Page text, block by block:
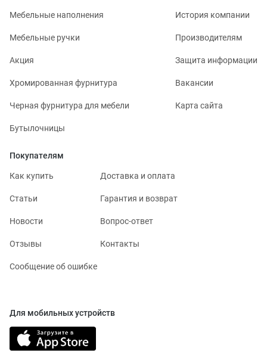
Мебельные наполнения
Мебельные ручки
Акция
Хромированная фурнитура
Черная фурнитура для мебели
Бутылочницы
История компании
Производителям
Защита информации
Вакансии
Карта сайта
Покупателям
Как купить Доставка и оплата
Статьи Гарантия и возврат
Новости Вопрос-ответ
Отзывы Контакты
Сообщение об ошибке
Для мобильных устройств